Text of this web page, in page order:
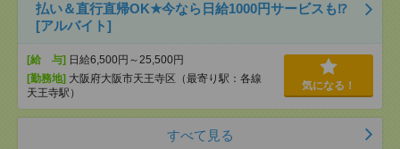
払い＆直行直帰OK★今なら日給1000円サービスも⁉
[アルバイト]
[給 与] 日給6,500円～25,500円
[勤務地] 大阪府大阪市天王寺区（最寄り駅：各線
天王寺駅）
気になる！
すべて見る